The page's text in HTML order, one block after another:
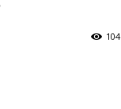
104